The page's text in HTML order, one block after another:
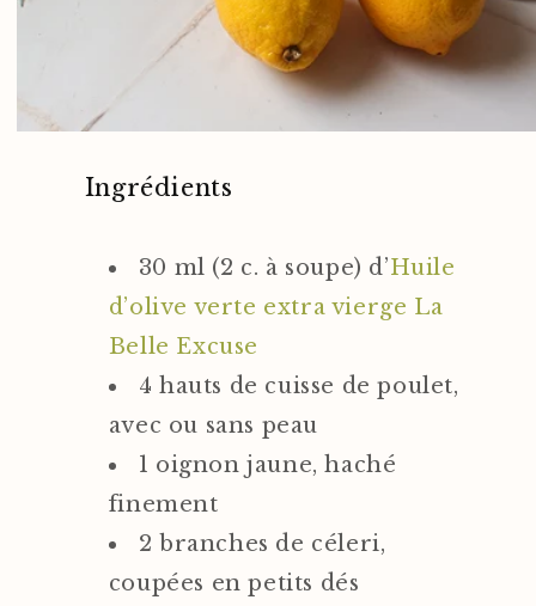
Ingrédients
30 ml (2 c. à soupe) d’Huile
d’olive verte extra vierge La
Belle Excuse
4 hauts de cuisse de poulet,
avec ou sans peau
1 oignon jaune, haché
finement
2 branches de céleri,
coupées en petits dés